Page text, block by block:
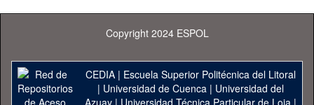
Copyright 2024 ESPOL
CEDIA| Escuela Superior Politécnica del Litoral
| Universidad de Cuenca| Universidad del
Azuay| Universidad Técnica Particular de Loja|